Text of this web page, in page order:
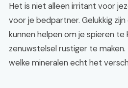
Het is niet alleen irritant voor
voor je bedpartner. Gelukkig
kunnen helpen om je spieren te
zenuwstelsel rustiger te
welke mineralen echt het